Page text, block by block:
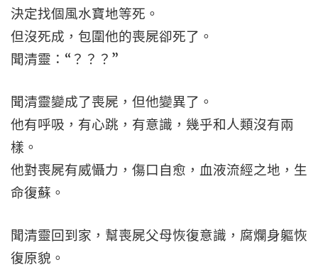
決定找個風水寶地等死。
但沒死成，包圍他的喪屍卻死了。
聞清靈：“？？？”
聞清靈變成了喪屍，但他變異了。
他有呼吸，有心跳，有意識，幾乎和人類沒有兩
樣。
他對喪屍有威懾力，傷口自愈，血液流經之地，生
命復蘇。
聞清靈回到家，幫喪屍父母恢復意識，腐爛身軀恢
復原貌。